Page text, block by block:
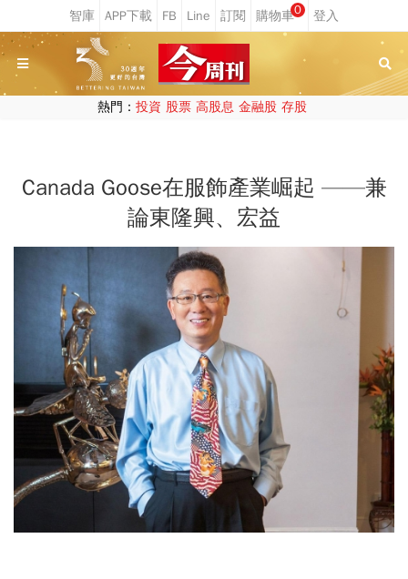
0
熱門： 投資 股票 高股息 金融股 存股
Canada Goose在服飾產業崛起 ——兼
論東隆興、宏益